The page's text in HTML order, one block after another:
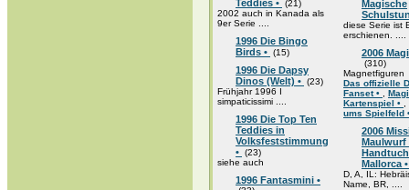
Teddies • (21)
2002 auch in Kanada als
9er Serie ....
1996 Die Bingo
Birds • (15)
1996 Die Dapsy
Dinos (Welt) • (23)
Frühjahr 1996 I
simpaticissimi ....
1996 Die Top Ten
Teddies in
Volksfeststimmung
• (23)
siehe auch
1996 Fantasmini •
Magische
diese Serie ist
erschienen. ....
2006
(310)
Magnetfiguren
Das offizielle
Fanset •
Kartenspiel •
ums Spielfeld
2006
Maulwurf
Mallorca
D, A, IL:
Name, BR, ....